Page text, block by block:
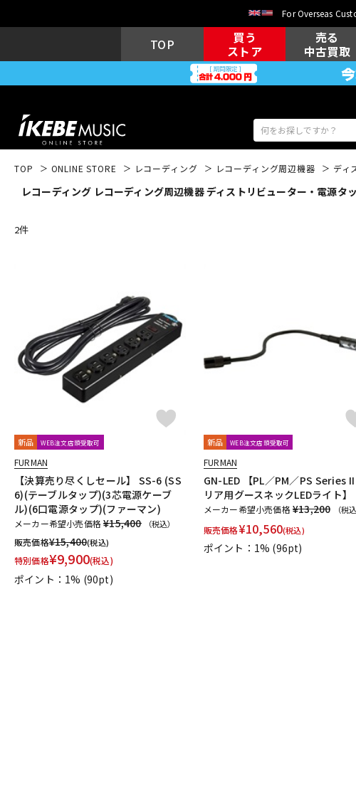
For Overseas
TOP
買う
ストア
売る
中古買取
エレキギター アコギ/エレ
DJ機器 DTM
中古
TOP ONLINE STORE レコーディング レコーディング周辺機器 ディ
レコーディング レコーディング周辺機器 ディストリビューター・電源タ
2件
新品 WEB注文店頭受取可
FURMAN
【決算売り尽くしセール】 SS-6 (SS
6)(テーブルタップ)(3芯電源ケーブ
ル)(6口電源タップ)(ファーマン)
メーカー希望小売価格¥15,400 （税込）
販売価格¥15,400(税込)
特別価格¥9,900(税込)
ポイント：1% (90pt)
新品 WEB注文店頭受取可
FURMAN
GN-LED 【PL／PM／PS Series
リア用グースネックLEDライト】
メーカー希望小売価格¥13,200 （税込
販売価格¥10,560(税込)
ポイント：1% (96pt)